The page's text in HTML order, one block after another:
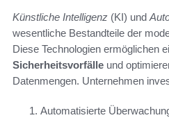
Künstliche Intelligenz (KI) und
wesentliche Bestandteile der
Diese Technologien ermöglichen
Sicherheitsvorfälle und
Datenmengen. Unternehmen
Automatisierte